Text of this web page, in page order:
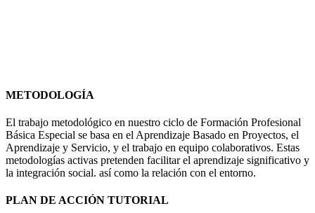
METODOLOGÍA
El trabajo metodológico en nuestro ciclo de Formación Profesional
Básica Especial se basa en el Aprendizaje Basado en Proyectos, el
Aprendizaje y Servicio, y el trabajo en equipo colaborativos. Estas
metodologías activas pretenden facilitar el aprendizaje significativo y
la integración social. así como la relación con el entorno.
PLAN DE ACCIÓN TUTORIAL